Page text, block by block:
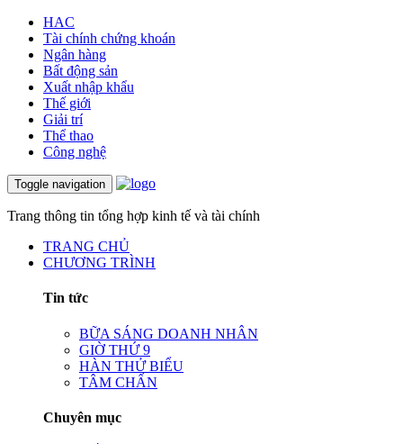
HAC
Tài chính chứng khoán
Ngân hàng
Bất động sản
Xuất nhập khẩu
Thế giới
Giải trí
Thể thao
Công nghệ
Toggle navigation
Trang thông tin tổng hợp kinh tế và tài chính
TRANG CHỦ
CHƯƠNG TRÌNH
Tin tức
BỮA SÁNG DOANH NHÂN
GIỜ THỨ 9
HÀN THỬ BIỂU
TÂM CHẤN
Chuyên mục